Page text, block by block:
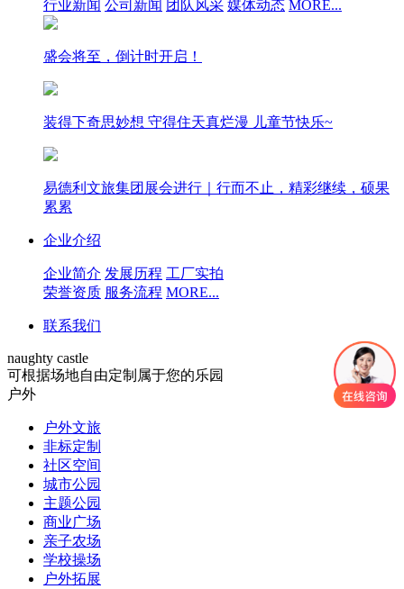
行业新闻 公司新闻 团队风采 媒体动态 MORE...
盛会将至，倒计时开启！
装得下奇思妙想 守得住天真烂漫 儿童节快乐~
易德利文旅集团展会进行｜行而不止，精彩继续，硕果
累累
企业介绍
企业简介 发展历程 工厂实拍
荣誉资质 服务流程 MORE...
联系我们
naughty castle
可根据场地自由定制属于您的乐园
户外
户外文旅
非标定制
社区空间
城市公园
主题公园
商业广场
亲子农场
学校操场
户外拓展